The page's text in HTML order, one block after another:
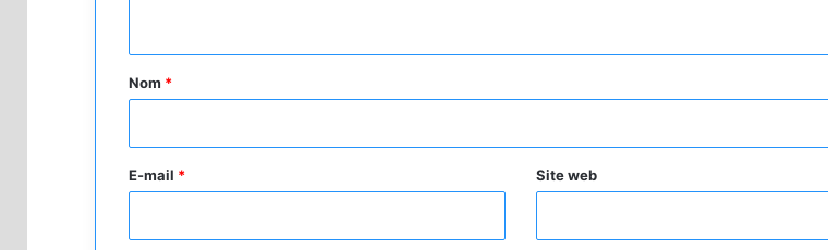
a
r
e
Nom *
E-mail * Site web